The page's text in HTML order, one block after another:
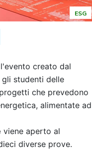
ESG
creato dal
studenti delle
che prevedono
alimentate ad
viene aperto al
diverse prove.